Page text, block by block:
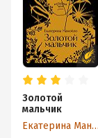
Золотой
мальчик
Екатерина Манойло